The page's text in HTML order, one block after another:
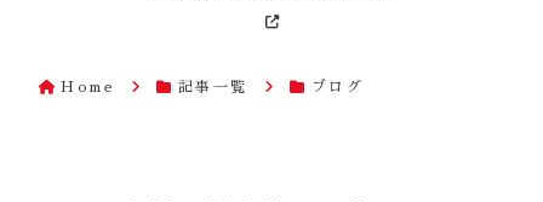
Home 記事一覧 ブログ